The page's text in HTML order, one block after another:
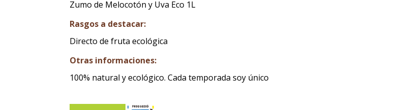
Zumo de Melocotón y Uva Eco 1L
Rasgos a destacar:
Directo de fruta ecológica
Otras informaciones:
100% natural y ecológico. Cada temporada soy único